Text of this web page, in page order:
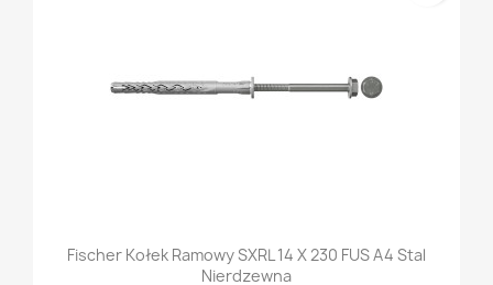
Fischer Kołek Ramowy SXRL 14 X 230 FUS A4 Stal
Nierdzewna